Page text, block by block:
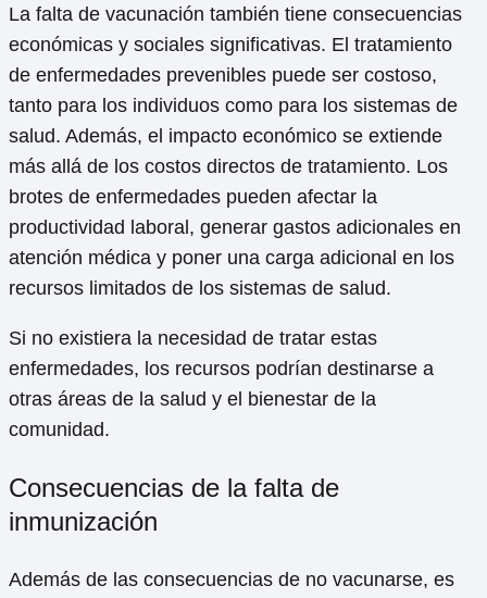
La falta de vacunación también tiene consecuencias
económicas y sociales significativas. El tratamiento
de enfermedades prevenibles puede ser costoso,
tanto para los individuos como para los sistemas de
salud. Además, el impacto económico se extiende
más allá de los costos directos de tratamiento. Los
brotes de enfermedades pueden afectar la
productividad laboral, generar gastos adicionales en
atención médica y poner una carga adicional en los
recursos limitados de los sistemas de salud.
Si no existiera la necesidad de tratar estas
enfermedades, los recursos podrían destinarse a
otras áreas de la salud y el bienestar de la
comunidad.
Consecuencias de la falta de
inmunización
Además de las consecuencias de no vacunarse, es